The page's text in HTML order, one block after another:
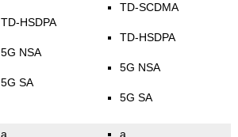
TD-HSDPA
5G NSA
5G SA
TD-SCDMA
TD-HSDPA
5G NSA
5G SA
a a